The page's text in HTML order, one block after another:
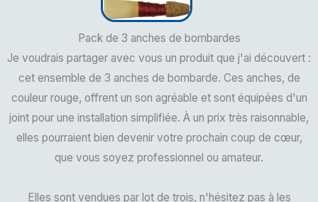
Pack de 3 anches de bombardes
Je voudrais partager avec vous un produit que j'ai découvert :
cet ensemble de 3 anches de bombarde. Ces anches, de
couleur rouge, offrent un son agréable et sont équipées d'un
joint pour une installation simplifiée. À un prix très raisonnable,
elles pourraient bien devenir votre prochain coup de cœur,
que vous soyez professionnel ou amateur.
Elles sont vendues par lot de trois, n'hésitez pas à les